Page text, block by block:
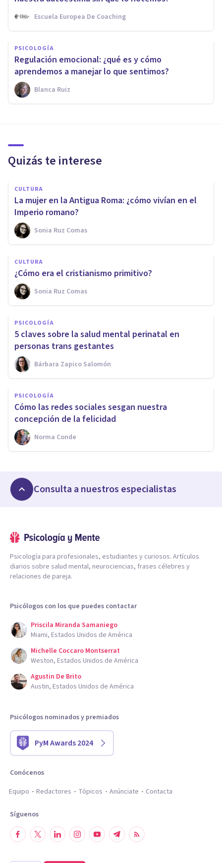
Escuela Europea De Coaching
PSICOLOGÍA
Regulación emocional: ¿qué es y cómo
aprendemos a manejar lo que sentimos?
Blanca Ruiz
Quizás te interese
CULTURA
La mujer en la Antigua Roma: ¿cómo vivían en el
Imperio romano?
Sonia Ruz Comas
CULTURA
¿Cómo era el cristianismo primitivo?
Sonia Ruz Comas
PSICOLOGÍA
5 claves sobre la salud mental perinatal en
personas trans gestantes
Bárbara Zapico Salomón
PSICOLOGÍA
Cómo las redes sociales sesgan nuestra
concepción de la felicidad
Norma Conde
Consulta a nuestros especialistas
Psicología para profesionales, estudiantes y curiosos. Artículos
diarios sobre salud mental, neurociencias, frases célebres y
relaciones de pareja.
Psicólogos con los que puedes contactar
Priscila Miranda Samaniego
Miami, Estados Unidos de América
Michelle Coccaro Montserrat
Weston, Estados Unidos de América
Agustin De Brito
Austin, Estados Unidos de América
Psicólogos nominados y premiados
PyM Awards 2024
Conócenos
Equipo
Redactores Tópicos Anúnciate Contacta
Síguenos